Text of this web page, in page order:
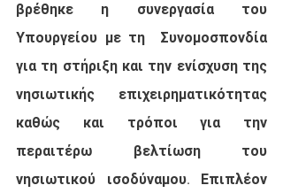
βρέθηκε η συνεργασία του
Υπουργείου με τη  Συνομοσπονδία
για τη στήριξη και την ενίσχυση της
νησιωτικής  επιχειρηματικότητας
καθώς και τρόποι για την
περαιτέρω βελτίωση του
νησιωτικού ισοδύναμου. Επιπλέον